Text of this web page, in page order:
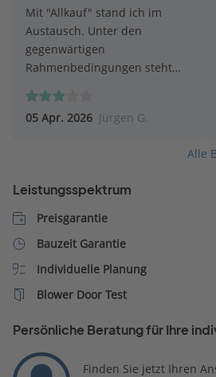
Mit "Allkauf" stand ich im
Austausch. Unter den
gegenwärtigen
Rahmenbedingungen steht
05 Apr. 2026 Jürgen G.
Alle
Leistungsspektrum
Preisgarantie
Bauzeit Garantie
Individuelle Planung
Blower Door Test
Persönliche Beratung für Ihre
Finden Sie jetzt Ihren